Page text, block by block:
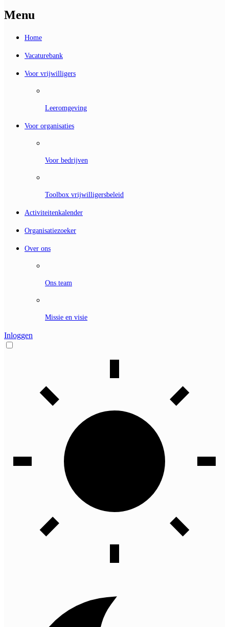
Menu
Home
Vacaturebank
Voor vrijwilligers
Leeromgeving
Voor organisaties
Voor bedrijven
Toolbox vrijwilligersbeleid
Activiteitenkalender
Organisatiezoeker
Over ons
Ons team
Missie en visie
Inloggen